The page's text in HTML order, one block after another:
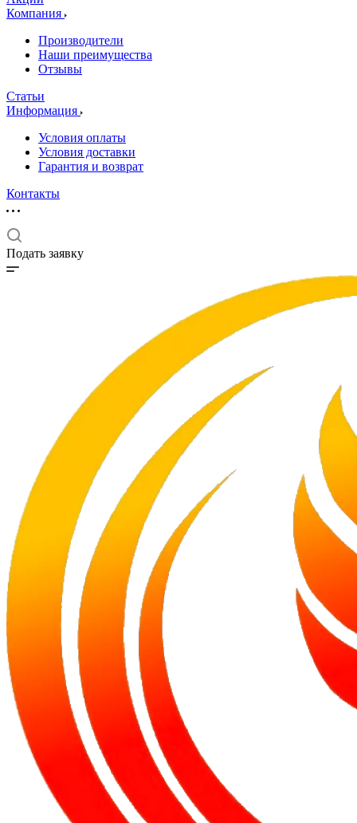
Компания
Производители
Наши преимущества
Отзывы
Статьи
Информация
Условия оплаты
Условия доставки
Гарантия и возврат
Контакты
Подать заявку